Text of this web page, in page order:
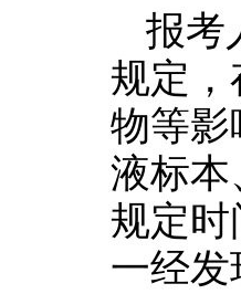
报考
规定
物等
液标
规定
一经